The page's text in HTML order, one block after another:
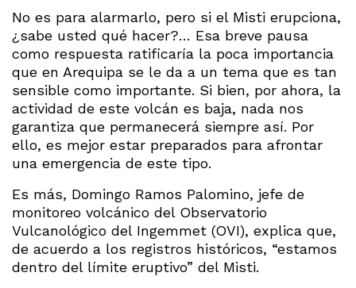
No es para alarmarlo, pero si el Misti erupciona,
¿sabe usted qué hacer?… Esa breve pausa
como respuesta ratificaría la poca importancia
que en Arequipa se le da a un tema que es tan
sensible como importante. Si bien, por ahora, la
actividad de este volcán es baja, nada nos
garantiza que permanecerá siempre así. Por
ello, es mejor estar preparados para afrontar
una emergencia de este tipo.
Es más, Domingo Ramos Palomino, jefe de
monitoreo volcánico del Observatorio
Vulcanológico del Ingemmet (OVI), explica que,
de acuerdo a los registros históricos, “estamos
dentro del límite eruptivo” del Misti.